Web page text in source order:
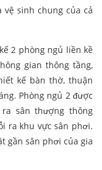
sinh chung của cả
2 phòng ngủ liền kề
gian thông tầng,
kế bàn thờ, thuận
Phòng ngủ 2 được
sân thượng thông
ra khu vực sân phơi.
gần sân phơi của gia